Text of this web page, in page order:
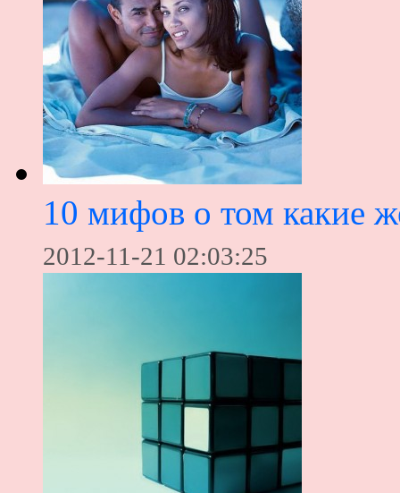
10 мифов о том какие
2012-11-21 02:03:25